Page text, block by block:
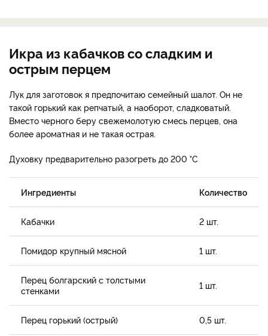
Икра из кабачков со сладким и
острым перцем
Лук для заготовок я предпочитаю семейный шалот. Он не
такой горький как репчатый, а наоборот, сладковатый.
Вместо черного беру свежемолотую смесь перцев, она
более ароматная и не такая острая.
Духовку предварительно разогреть до 200 °С
Ингредиенты Количество
Кабачки 2 шт.
Помидор крупный мясной 1 шт.
Перец болгарский с толстыми
стенками
1 шт.
Перец горький (острый) 0,5 шт.